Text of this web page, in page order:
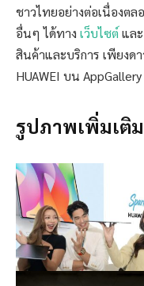
ชาวไทยอย่างต่อเนื่องต
อื่นๆ ได้ทาง เว็บไซต์และ
สินค้าและบริการ เพียง
HUAWEI บน AppGallery
รูปภาพเพิ่มเติม